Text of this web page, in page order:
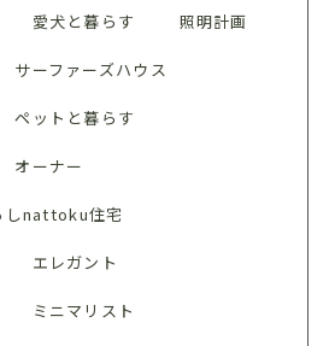
愛犬と暮らす 照明計画
サーファーズハウス
ペットと暮らす
オーナー
しnattoku住宅
エレガント
ミニマリスト